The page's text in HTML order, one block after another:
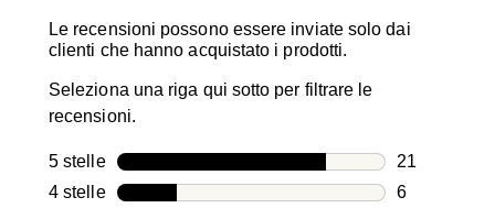
Le recensioni possono essere inviate solo dai
clienti che hanno acquistato i prodotti.
Seleziona una riga qui sotto per filtrare le
recensioni.
5 stellestelle
21
21
4 stellestelle
6